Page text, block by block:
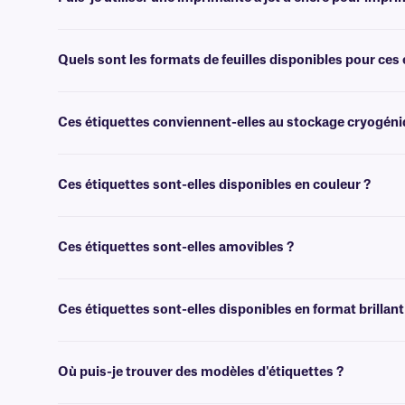
Quels sont les formats de feuilles disponibles pour ces
Ces étiquettes conviennent-elles au stockage
Ces étiquettes sont-elles disponibles en couleur ?
Ces étiquettes sont-elles amovibles ?
Ces étiquettes sont-elles disponibles en format brillant
Où puis-je trouver des modèles d'étiquettes ?